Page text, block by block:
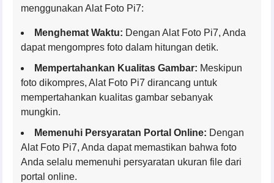
menggunakan Alat Foto Pi7:
Menghemat Waktu: Dengan Alat Foto Pi7, Anda
dapat mengompres foto dalam hitungan detik.
Mempertahankan Kualitas Gambar: Meskipun
foto dikompres, Alat Foto Pi7 dirancang untuk
mempertahankan kualitas gambar sebanyak
mungkin.
Memenuhi Persyaratan Portal Online: Dengan
Alat Foto Pi7, Anda dapat memastikan bahwa foto
Anda selalu memenuhi persyaratan ukuran file dari
portal online.